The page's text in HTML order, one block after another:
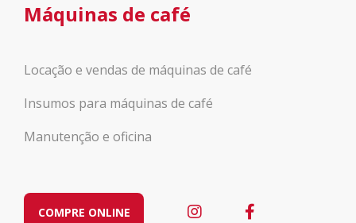
Máquinas de café
Locação e vendas de máquinas de café
Insumos para máquinas de café
Manutenção e oficina
COMPRE ONLINE